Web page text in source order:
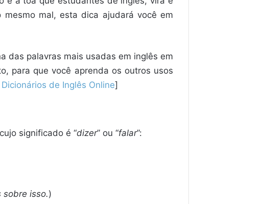
mal, esta dica ajudará você em
das palavras mais usadas em inglês em
para que você aprenda os outros usos
de Inglês Online]
significado é “dizer” ou “falar”:
sobre isso.)